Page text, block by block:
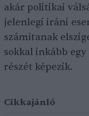
akár politikai
jelenlegi iráni
számítanak
sokkal inkább
részét képezik.
Cikkajánló